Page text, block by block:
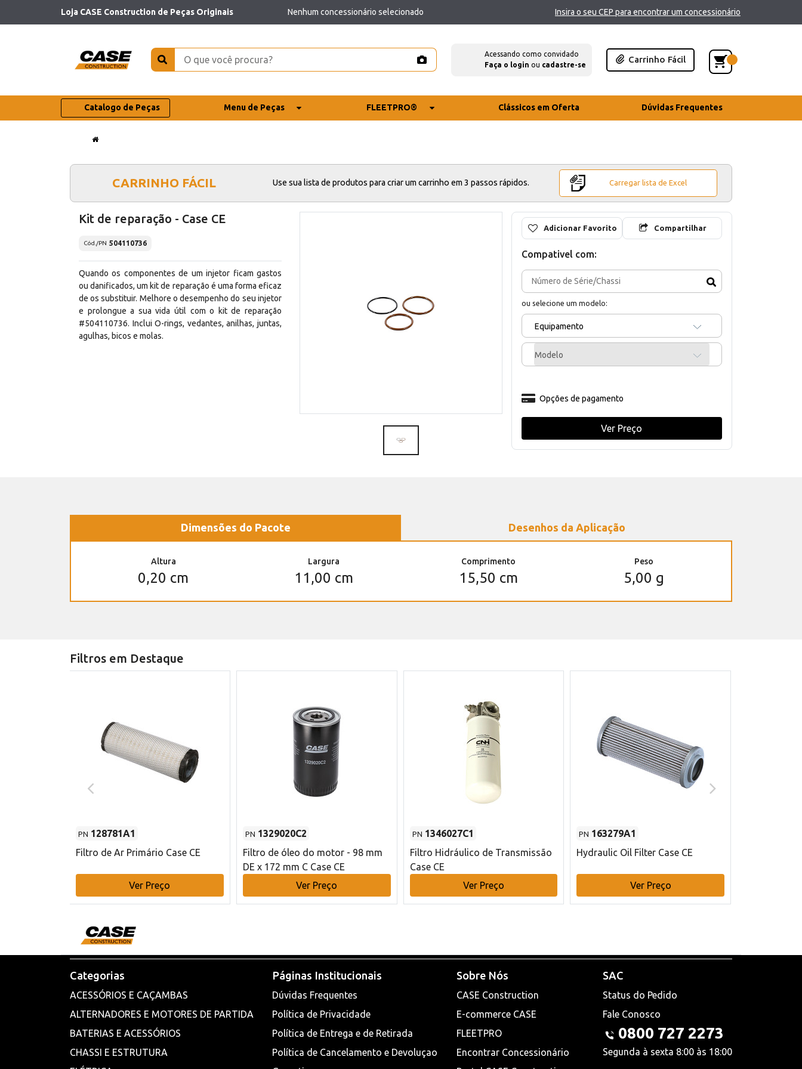
Loja CASE Construction de Peças Originais Nenhum concessionário selecionado Insira o seu CEP para encontrar um concessionário
Acessando como convidado
Faça o login ou cadastre-se
Carrinho Fácil
Catalogo de Peças Menu de Peças FLEETPRO® Clássicos em Oferta Dúvidas Frequentes
CARRINHO FÁCIL Use sua lista de produtos para criar um carrinho em 3 passos rápidos. Carregar lista de Excel
Kit de reparação - Case CE
Cód./PN 504110736
Quando os componentes de um injetor ficam gastos
ou danificados, um kit de reparação é uma forma eficaz
de os substituir. Melhore o desempenho do seu injetor
e prolongue a sua vida útil com o kit de reparação
#504110736. Inclui O-rings, vedantes, anilhas, juntas,
agulhas, bicos e molas.
Adicionar Favorito Compartilhar
Compativel com:
ou selecione um modelo:
Equipamento
Modelo
Opções de pagamento
Ver Preço
Dimensões do Pacote Desenhos da Aplicação
Altura
0,20 cm
Largura
11,00 cm
Comprimento
15,50 cm
Peso
5,00 g
Filtros em Destaque
PN 128781A1
Filtro de Ar Primário Case CE
Ver Preço
PN 1329020C2
Filtro de óleo do motor - 98 mm
DE x 172 mm C Case CE
Ver Preço
PN 1346027C1
Filtro Hidráulico de Transmissão
Case CE
Ver Preço
PN 163279A1
Hydraulic Oil Filter Case CE
Ver Preço
Categorias
ACESSÓRIOS E CAÇAMBAS
ALTERNADORES E MOTORES DE PARTIDA
BATERIAS E ACESSÓRIOS
CHASSI E ESTRUTURA
Páginas Institucionais
Dúvidas Frequentes
Política de Privacidade
Política de Entrega e de Retirada
Política de Cancelamento e Devoluçao
Sobre Nós
CASE Construction
E-commerce CASE
FLEETPRO
Encontrar Concessionário
SAC
Status do Pedido
Fale Conosco
0800 727 2273
Segunda à sexta 8:00 às 18:00